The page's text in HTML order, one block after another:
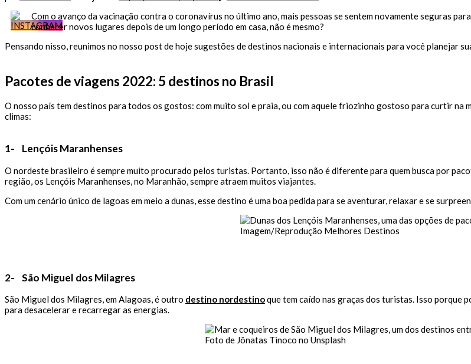
de
viagens
os
viajar
neste
Com o avanço da vacinação contra o coronavírus no último ano, mais pessoas se sentem novamente seguras
conhecer novos lugares depois de um longo período em casa, não é mesmo?
Pensando nisso, reunimos no nosso post de hoje sugestões de destinos nacionais e internacionais para você planejar
Pacotes de viagens 2022: 5 destinos no Brasil
O nosso país tem destinos para todos os gostos: com muito sol e praia, ou com aquele friozinho gostoso para curtir
climas:
1- Lençóis Maranhenses
O nordeste brasileiro é sempre muito procurado pelos turistas. Portanto, isso não é diferente para quem busca por
região, os Lençóis Maranhenses, no Maranhão, sempre atraem muitos viajantes.
Com um cenário único de lagoas em meio a dunas, esse destino é uma boa pedida para se aventurar, relaxar e se
Imagem/Reprodução Melhores Destinos
2- São Miguel dos Milagres
São Miguel dos Milagres, em Alagoas, é outro destino nordestinoque tem caído nas graças dos turistas. Isso porque
para desacelerar e recarregar as energias.
Foto de Jônatas Tinoco no Unsplash